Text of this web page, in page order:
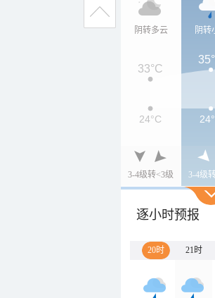
阴转多云
3-4级转<3级
阴转
3-4级
33°C
24°C
逐小时预报
20时 21时